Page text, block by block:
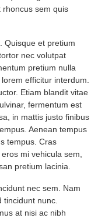
rhoncus sem quis
Quisque et pretium
nec volutpat
pretium nulla
efficitur interdum.
Etiam blandit vitae
fermentum est
in mattis justo finibus
Aenean tempus
tempus. Cras
mi vehicula sem,
pretium lacinia.
nec sem. Nam
nunc.
at nisi ac nibh